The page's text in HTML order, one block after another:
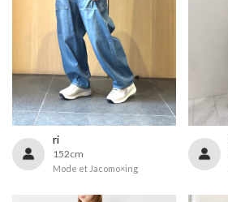
ri
152cm
Mode et Jacomo×ing